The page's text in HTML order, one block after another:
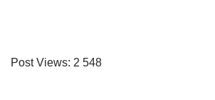
Post Views: 2 548